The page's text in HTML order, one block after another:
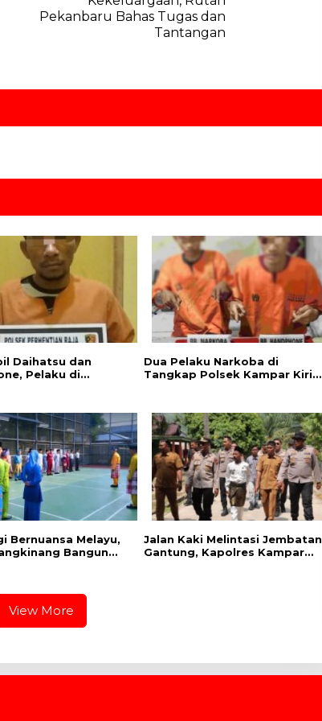
Pekanbaru Bahas Tugas dan
Tantangan
Daihatsu dan
Pelaku di
Dua Pelaku Narkoba di
Tangkap Polsek Kampar Kiri,
Bernuansa Melayu,
Bangun
Jalan Kaki Melintasi Jembatan
Gantung, Kapolres Kampar
View More